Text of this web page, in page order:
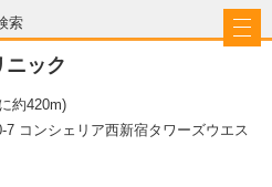
索
ック
約420m)
コンシェリア西新宿タワーズウエス